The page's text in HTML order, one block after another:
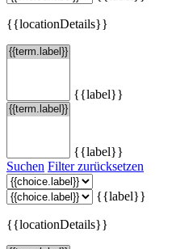
{{locationDetails}}
{{label}}
{{label}}
Suchen Filter zurücksetzen
{{label}}
{{locationDetails}}